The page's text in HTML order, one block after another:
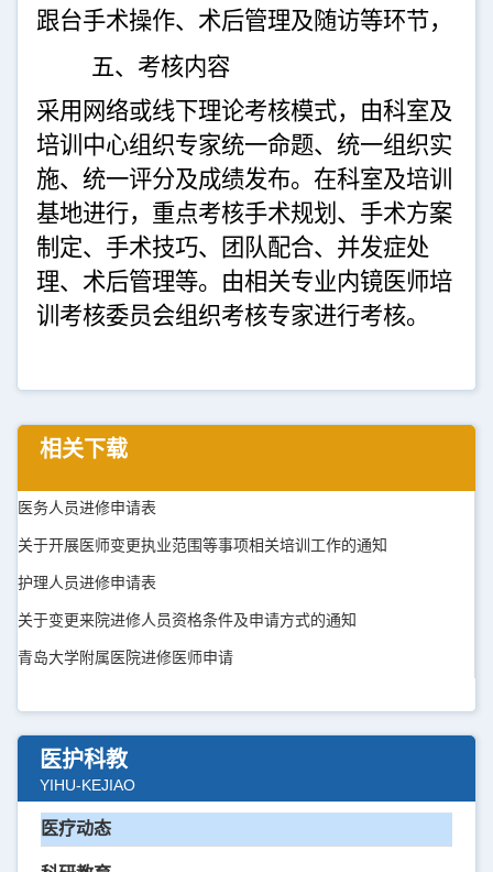
跟台手术操作、术后管理及随访等环节，
五、考核内容
采用网络或线下理论考核模式，由科室及
培训中心组织专家统一命题、统一组织实
施、统一评分及成绩发布。在科室及培训
基地进行， 重点考核手术规划、手术方案
制定、手术技巧、团队配合、并发症处
理、术后管理等。 由相关专业内镜医师培
训考核委员会组织考核专家进行考核。
相关下载
医务人员进修申请表
关于开展医师变更执业范围等事项相关培训工作的通知
护理人员进修申请表
关于变更来院进修人员资格条件及申请方式的通知
青岛大学附属医院进修医师申请
医护科教
YIHU-KEJIAO
医疗动态